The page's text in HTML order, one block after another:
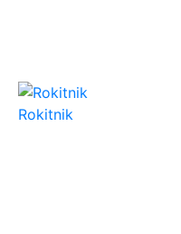
Rokitnik